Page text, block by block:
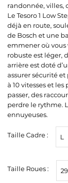
randonnée, villes,
Le Tesoro 1 Low
déjà en route,
de Bosch et une
emmener où vous
robuste est léger,
arrière est doté
assurer sécurité
à 10 vitesses et
passer, des
perdre le rythme.
ennuyeuses.
Taille Cadre :
Taille Roues :